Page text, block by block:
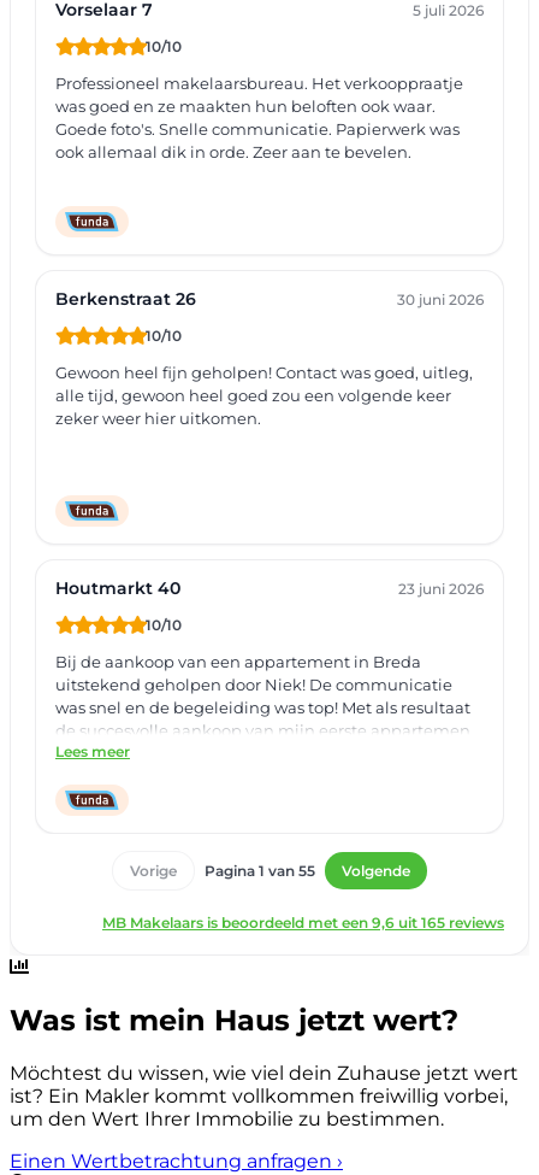
Was ist mein Haus jetzt wert?
Möchtest du wissen, wie viel dein Zuhause jetzt wert
ist? Ein Makler kommt vollkommen freiwillig vorbei,
um den Wert Ihrer Immobilie zu bestimmen.
Einen Wertbetrachtung anfragen ›